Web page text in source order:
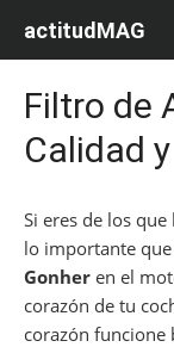
actitudMAG
Filtro de
Calidad
Si eres de los
lo importante
Gonher en el
corazón de tu
corazón